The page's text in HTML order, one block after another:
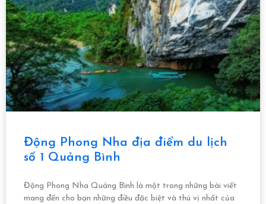
Động Phong Nha địa điểm du lịch
số 1 Quảng Bình
Động Phong Nha Quảng Bình là một trong những bài viết
mang đến cho bạn những điều đặc biệt và thú vị nhất của